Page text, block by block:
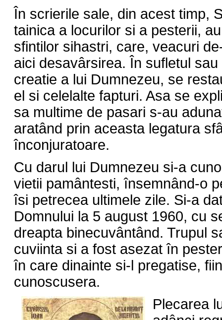
În scrierile sale, din acest timp,
tainica a locurilor si a pesterii,
sfintilor sihastri, care, veacuri
aici desavârsirea. În sufletul
creatie a lui Dumnezeu, se
el si celelalte fapturi. Asa se
sa multime de pasari s-au
aratând prin aceasta legatura
înconjuratoare.
Cu darul lui Dumnezeu si-a
vietii pamântesti, însemnând-o
îsi petrecea ultimele zile. Si-a
Domnului la 5 august 1960, cu
dreapta binecuvântând. Trupul
cuviinta si a fost asezat în
în care dinainte si-l pregatise,
cunoscusera.
Plecarea